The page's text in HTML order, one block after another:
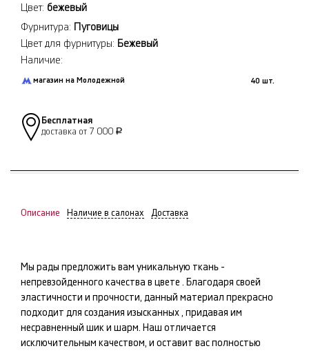
Цвет: бежевый
Фурнитура: Пуговицы
Цвет для фурнитуры: Бежевый
Наличие:
магазин на Молодежной 40 шт.
Бесплатная
доставка от 7 000 Р
Описание Наличие в салонах Доставка
Мы рады предложить вам уникальную ткань -
непревзойденного качества в цвете . Благодаря своей
эластичности и прочности, данный материал прекрасно
подходит для создания изысканных , придавая им
несравненный шик и шарм. Наш отличается
исключительным качеством, и оставит вас полностью